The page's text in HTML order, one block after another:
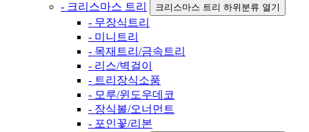
- 크리스마스 트리
크리스마스 트리 하위분류 열기
- 무장식트리
- 미니트리
- 목재트리/금속트리
- 리스/벽걸이
- 트리장식소품
- 모루/윈도우데코
- 장식볼/오너먼트
- 포인꽃/리본